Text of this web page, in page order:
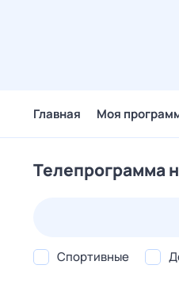
Главная Моя
Телепрограмма
Спортивные